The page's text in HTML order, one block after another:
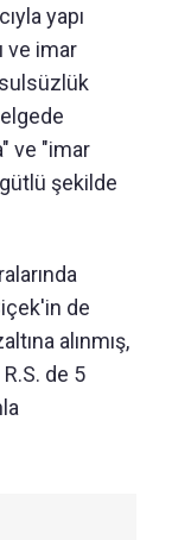
yapı
ve imar
ve "imar
şekilde
de
alınmış,
de 5